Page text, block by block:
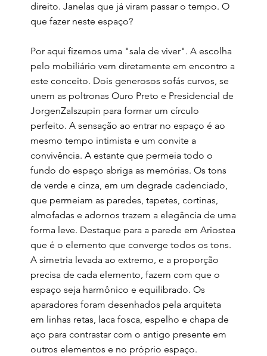
direito. Janelas que já viram passar o tempo. O
que fazer neste espaço?
Por aqui fizemos uma "sala de viver". A escolha
pelo mobiliário vem diretamente em encontro a
este conceito. Dois generosos sofás curvos, se
unem as poltronas Ouro Preto e Presidencial de
JorgenZalszupin para formar um círculo
perfeito. A sensação ao entrar no espaço é ao
mesmo tempo intimista e um convite a
convivência. A estante que permeia todo o
fundo do espaço abriga as memórias. Os tons
de verde e cinza, em um degrade cadenciado,
que permeiam as paredes, tapetes, cortinas,
almofadas e adornos trazem a elegância de uma
forma leve. Destaque para a parede em Ariostea
que é o elemento que converge todos os tons.
A simetria levada ao extremo, e a proporção
precisa de cada elemento, fazem com que o
espaço seja harmônico e equilibrado. Os
aparadores foram desenhados pela arquiteta
em linhas retas, laca fosca, espelho e chapa de
aço para contrastar com o antigo presente em
outros elementos e no próprio espaço.